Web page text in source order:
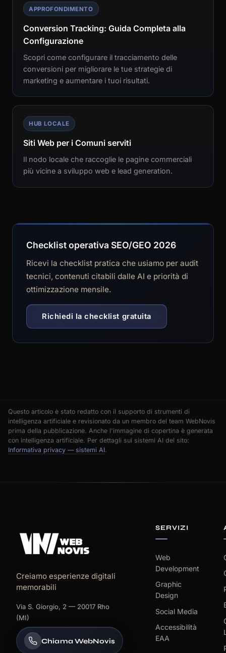
APPROFONDIMENTO
Conversion Tracking: Guida Completa alla
Configurazione
Scopri come configurare il tracciamento delle
conversioni per migliorare le tue strategie di
marketing e aumentare i tuoi risultati.
HUB LOCALE
Siti Web per i Comuni serviti
Il nodo locale che raccoglie le pagine commerciali
più vicine a sviluppo web e lead generation.
Checklist operativa SEO/GEO 2026
Ricevi la checklist pratica che usiamo per audit
tecnici, contenuti citabili dalle AI e priorità di
ottimizzazione mensile.
Richiedi la checklist gratuita
Questo articolo è stato redatto con il supporto di strumenti di
intelligenza artificiale e revisionato da un membro del team WebNovis
prima della pubblicazione. Anche l'immagine di copertina è generata
con intelligenza artificiale. Per dettagli sui sistemi AI del sito:
Informativa privacy — sistemi AI.
Creiamo esperienze digitali
memorabili
Via S. Giorgio, 2 — 20017 Rho
(MI)
Chiama WebNovis
SERVIZI
Web
Development
Graphic
Design
Social Media
Accessibilità
EAA